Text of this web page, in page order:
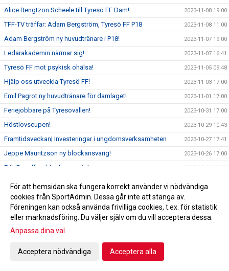
Alice Bengtzon Scheele till Tyresö FF Dam! 2023-11-08 19:00
TFF-TV träffar: Adam Bergström, Tyresö FF P18 2023-11-08 11:00
Adam Bergström ny huvudtränare i P18! 2023-11-07 19:00
Ledarakademin närmar sig! 2023-11-07 16:41
Tyresö FF mot psykisk ohälsa! 2023-11-05 09:48
Hjälp oss utveckla Tyresö FF! 2023-11-03 17:00
Emil Pagrot ny huvudtränare för damlaget! 2023-11-01 17:00
Feriejobbare på Tyresövallen! 2023-10-31 17:00
Höstlovscupen! 2023-10-29 10:43
Framtidsveckan| Investeringar i ungdomsverksamheten 2023-10-27 17:41
Jeppe Mauritzson ny blockansvarig! 2023-10-26 17:00
Erik Barrulf ny blockansvarig! 2023-10-25 17:00
Philipe Njoo ny blockansvarig! 2023-10-24 17:00
Ny sportslig organisation 2024!
Höstlovscamp på Tyresövallen! 2023-10-23 10:30
FOTBOLLSSKOLAN 2024!
För att hemsidan ska fungera korrekt använder vi nödvändiga
cookies från SportAdmin. Dessa går inte att stänga av.
Föreningen kan också använda frivilliga cookies, t.ex. för statistik
eller marknadsföring. Du väljer själv om du vill acceptera dessa.
Anpassa dina val
Acceptera nödvändiga Acceptera alla